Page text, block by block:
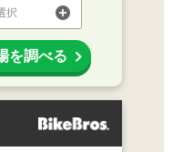
択
を調べる